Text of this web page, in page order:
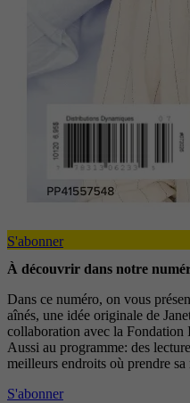
S'abonner
À découvrir dans notre
Dans ce numéro, on vous
aînés, une idée originale de
collaboration avec la Fondation
Aussi au programme: des
meilleurs endroits où prendre sa
S'abonner